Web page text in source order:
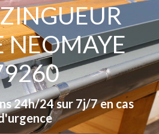
NEOMAYE
24h/24 sur 7j/7 en cas